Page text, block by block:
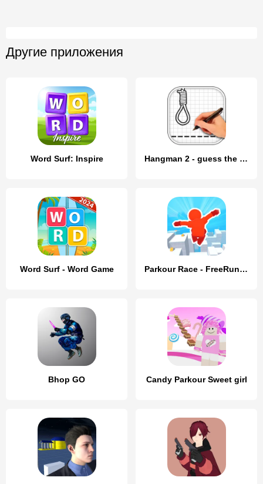
Другие приложения
Word Surf: Inspire Hangman 2 - guess the word
Word Surf - Word Game Parkour Race - FreeRun Game
Bhop GO Candy Parkour Sweet girl